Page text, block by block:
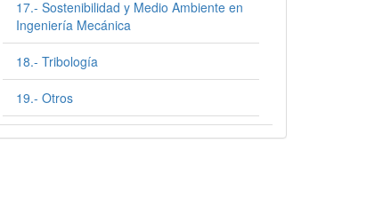
17.- Sostenibilidad y Medio Ambiente en
Ingeniería Mecánica
18.- Tribología
19.- Otros